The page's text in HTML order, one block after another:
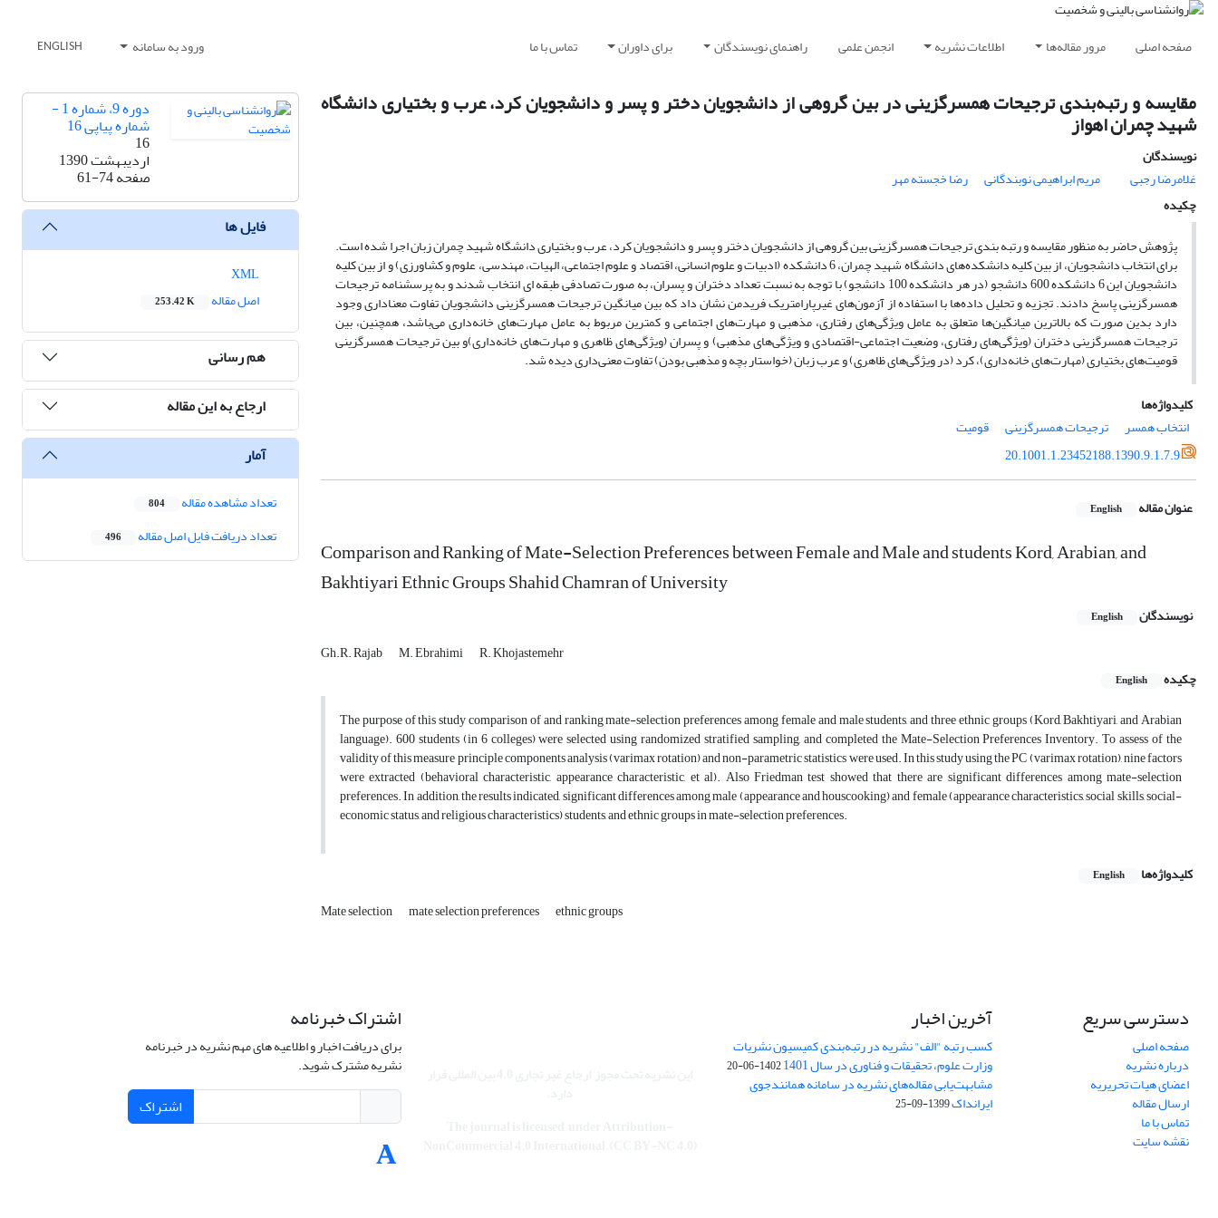
صفحه اصلی مرور مقاله‌ها اطلاعات نشریه انجمن علمی راهنمای نویسندگان برای داوران تماس با ما ورود به سامانه ENGLISH
مقایسه و رتبه‌بندی ترجیحات همسرگزینی در بین گروهی از دانشجویان دختر و پسر و دانشجویان کرد، عرب و بختیاری دانشگاه
شهید چمران اهواز
نویسندگان
غلامرضا رجبی
مریم ابراهیمی نوبندگانی
رضا خجسته مهر
چکیده
پژوهش حاضر به منظور مقایسه و رتبه بندی ترجیحات همسرگزینی بین گروهی از دانشجویان دختر و پسر و دانشجویان کرد، عرب و بختیاری دانشگاه شهید چمران زبان اجرا شده است.
برای انتخاب دانشجویان، از بین کلیه دانشکده‌های دانشگاه شهید چمران، 6 دانشکده (ادبیات و علوم انسانی، اقتصاد و علوم اجتماعی، الهیات، مهندسی، علوم و کشاورزی) و از بین کلیه
دانشجویان این 6 دانشکده 600 دانشجو (در هر دانشکده 100 دانشجو) با توجه به نسبت تعداد دختران و پسران، به صورت تصادفی طبقه ای انتخاب شدند و به پرسشنامه ترجیحات
همسرگزینی پاسخ دادند. تجزیه و تحلیل داده‌ها با استفاده از آزمون‌های غیرپارامتریک فریدمن نشان داد که بین میانگین ترجیحات همسرگزینی دانشجویان تفاوت معناداری وجود
دارد بدین صورت که بالاترین میانگین‌ها متعلق به عامل ویژگی‌های رفتاری، مذهبی و مهارت‌های اجتماعی و کمترین مربوط به عامل مهارت‌های خانه‌داری می‌باشد، همچنین، بین
ترجیحات همسرگزینی دختران (ویژگی‌های رفتاری، وضعیت اجتماعی-اقتصادی و ویژگی‌های مذهبی) و پسران (ویژگی‌های ظاهری و مهارت‌های خانه‌داری)و بین ترجیحات همسرگزینی
قومیت‌های بختیاری (مهارت‌های خانه‌داری)، کرد (در ویژگی‌های ظاهری) و عرب زبان (خواستار بچه و مذهبی بودن) تفاوت معنی‌داری دیده شد.
کلیدواژه‌ها
انتخاب همسر
ترجیحات همسرگزینی
قومیت
20.1001.1.23452188.1390.9.1.7.9
عنوان مقاله English
Comparison and Ranking of Mate-Selection Preferences between Female and Male and students Kord, Arabian, and
Bakhtiyari Ethnic Groups Shahid Chamran of University
نویسندگان English
Gh.R. Rajab M. Ebrahimi
R. Khojastemehr
چکیده
English
The purpose of this study comparison of and ranking mate-selection preferences among female and male students, and three ethnic groups (Kord, Bakhtiyari, and Arabian
language). 600 students (in 6 colleges) were selected using randomized stratified sampling, and completed the Mate-Selection Preferences Inventory. To assess of the
validity of this measure principle components analysis (varimax rotation) and non-parametric statistics were used. In this study using the PC (varimax rotation), nine factors
were extracted (behavioral characteristic, appearance characteristic, et al). Also Friedman test showed that there are significant differences among mate-selection
preferences. In addition, the results indicated, significant differences among male (appearance and houscooking) and female (appearance characteristics, social skills, social-
economic status, and religious characteristics) students, and ethnic groups in mate-selection preferences.
کلیدواژه‌ها English
Mate selection mate selection preferences ethnic groups
دوره 9، شماره 1 -
شماره پیاپی 16
16
اردیبهشت 1390
صفحه61-74
فایل ها
اصل مقاله
253.42 K
هم رسانی
ارجاع به این مقاله
آمار
تعداد مشاهده مقاله 804
تعداد دریافت فایل اصل مقاله 496
دسترسی سریع
صفحه اصلی
درباره نشریه
اعضای هیات تحریریه
ارسال مقاله
تماس با ما
نقشه سایت
آخرین اخبار
کسب رتبه "الف" نشریه در رتبه‌بندی کمیسیون نشریات
وزارت علوم، تحقیقات و فناوری در سال 1401 1402-06-20
مشابهت‌یابی مقاله‌های نشریه در سامانه همانندجوی
ایرانداک1399-09-25
اشتراک خبرنامه
برای دریافت اخبار و اطلاعیه های مهم نشریه در خبرنامه
نشریه مشترک شوید.
اشتراک